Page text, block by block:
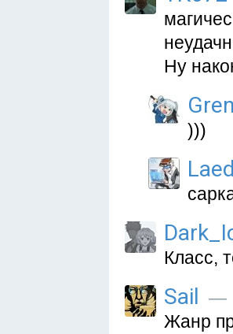
Ну
)))
Класс,
Sail —
Жанр